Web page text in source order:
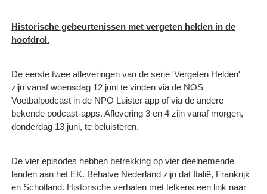
Historische gebeurtenissen met vergeten helden in de
hoofdrol.
De eerste twee afleveringen van de serie 'Vergeten Helden'
zijn vanaf woensdag 12 juni te vinden via de NOS
Voetbalpodcast in de NPO Luister app of via de andere
bekende podcast-apps. Aflevering 3 en 4 zijn vanaf morgen,
donderdag 13 juni, te beluisteren.
De vier episodes hebben betrekking op vier deelnemende
landen aan het EK. Behalve Nederland zijn dat Italië, Frankrijk
en Schotland. Historische verhalen met telkens een link naar